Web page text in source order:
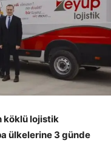
köklü lojistik
ülkelerine 3 günde